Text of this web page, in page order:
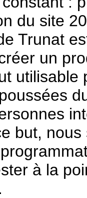
du site
Trunat
un
utilisable
but, nous
à la